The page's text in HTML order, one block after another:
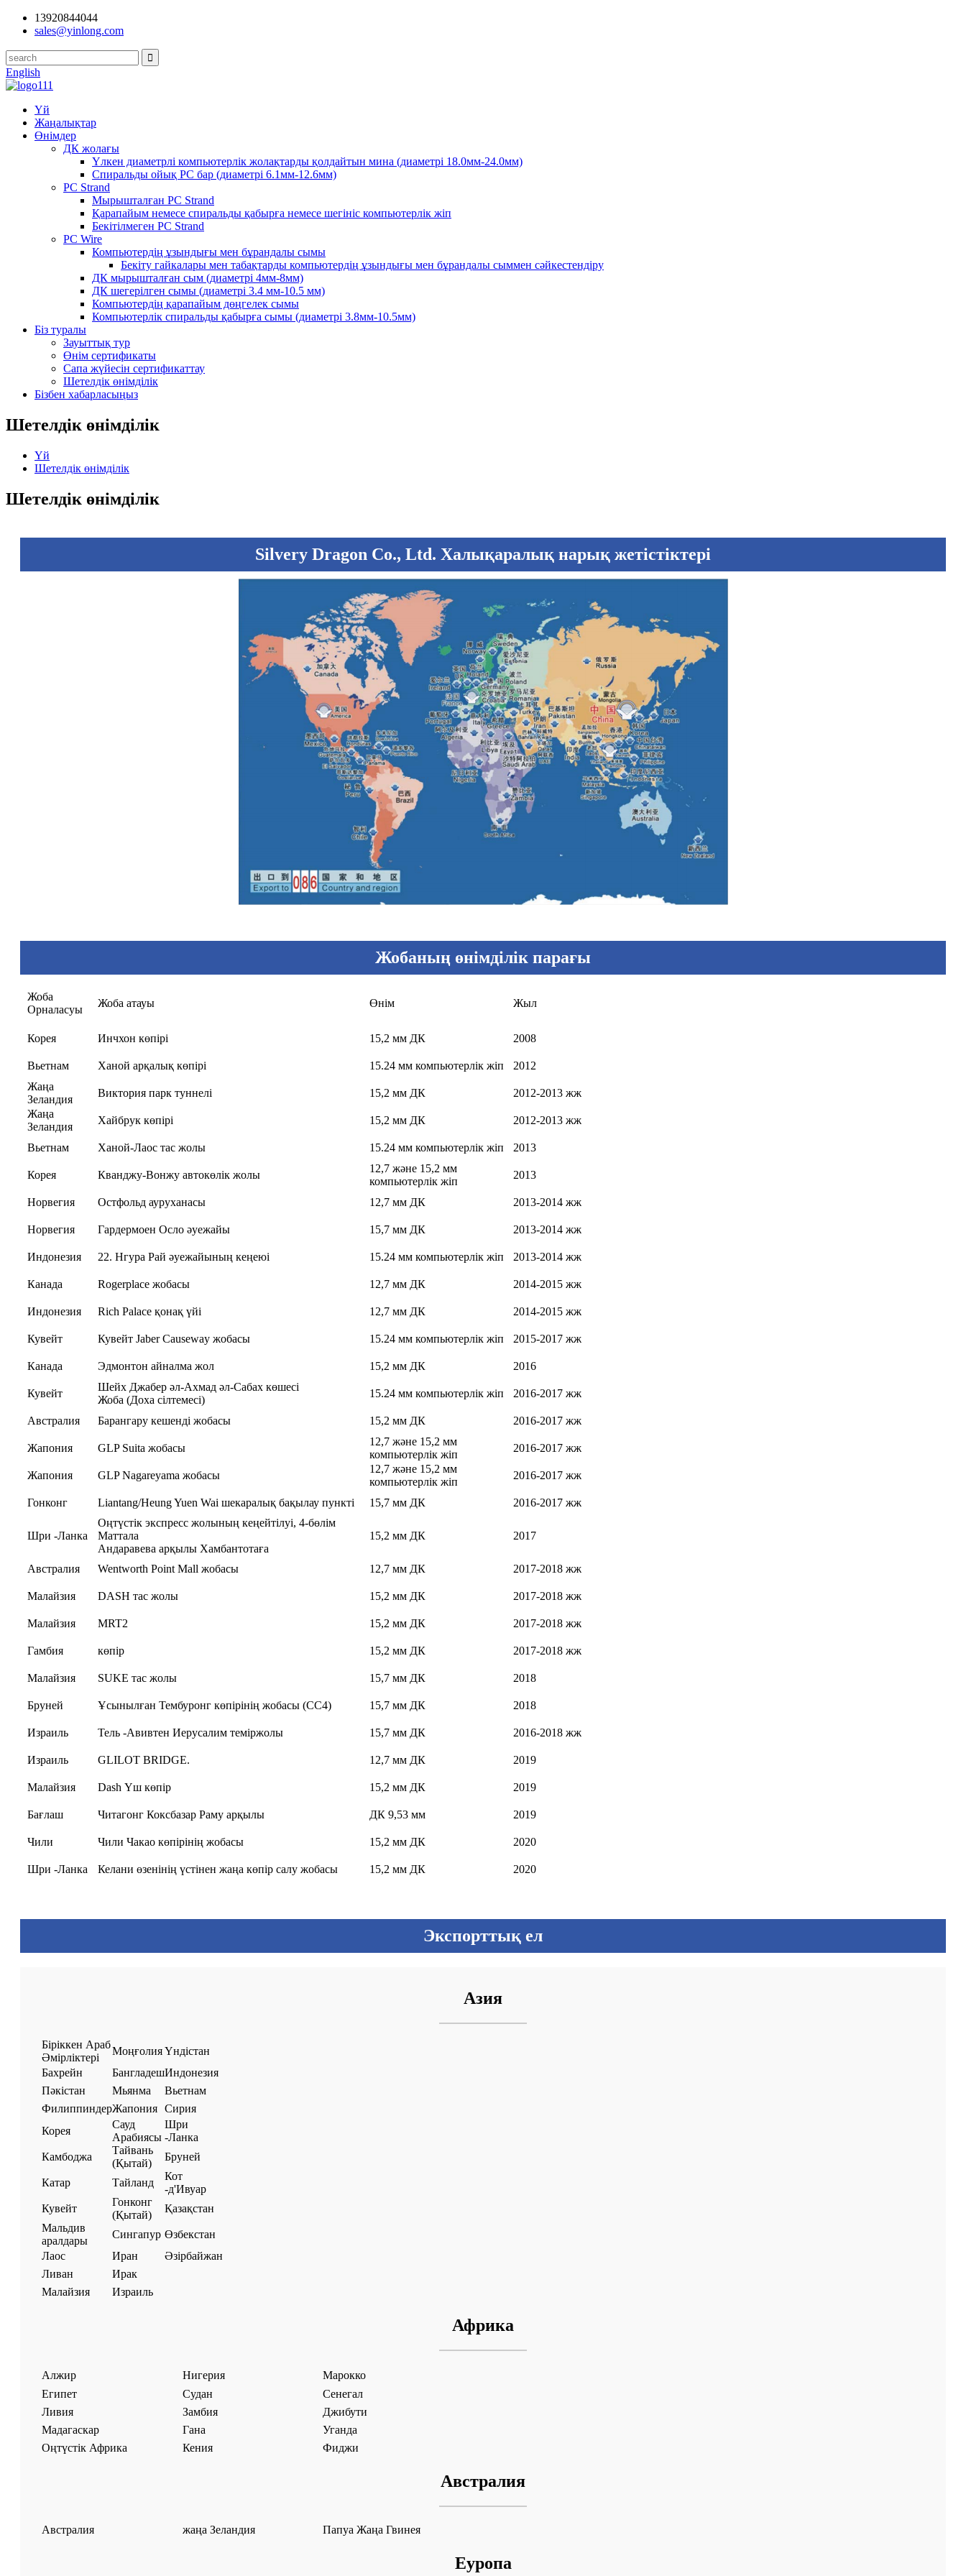
13920844044
sales@yinlong.com
English
Үй
Жаңалықтар
Өнімдер
ДК жолағы
Үлкен диаметрлі компьютерлік жолақтарды қолдайтын мина (диаметрі 18.0мм-24.0мм)
Спиральды ойық PC бар (диаметрі 6.1мм-12.6мм)
PC Strand
Мырышталған PC Strand
Қарапайым немесе спиральды қабырға немесе шегініс компьютерлік жіп
Бекітілмеген PC Strand
PC Wire
Компьютердің ұзындығы мен бұрандалы сымы
Бекіту гайкалары мен табақтарды компьютердің ұзындығы мен бұрандалы сыммен сәйкестендіру
ДК мырышталған сым (диаметрі 4мм-8мм)
ДК шегерілген сымы (диаметрі 3.4 мм-10.5 мм)
Компьютердің қарапайым дөңгелек сымы
Компьютерлік спиральды қабырға сымы (диаметрі 3.8мм-10.5мм)
Біз туралы
Зауыттық тур
Өнім сертификаты
Сапа жүйесін сертификаттау
Шетелдік өнімділік
Бізбен хабарласыңыз
Шетелдік өнімділік
Үй
Шетелдік өнімділік
Шетелдік өнімділік
Silvery Dragon Co., Ltd. Халықаралық нарық жетістіктері
Жобаның өнімділік парағы
Жоба
Орналасуы
Жоба атауы Өнім Жыл
Корея Инчхон көпірі 15,2 мм ДК 2008
Вьетнам Ханой арқалық көпірі 15.24 мм компьютерлік жіп
2012
Жаңа
Зеландия
Виктория парк туннелі 15,2 мм ДК
2012-2013 жж
Жаңа
Зеландия
Хайбрук көпірі 15,2 мм ДК 2012-2013 жж
Вьетнам Ханой-Лаос тас жолы 15.24 мм компьютерлік жіп 2013
Корея Кванджу-Вонжу автокөлік жолы
12,7 және 15,2 мм
компьютерлік жіп
2013
Норвегия Остфольд ауруханасы 12,7 мм ДК 2013-2014 жж
Норвегия Гардермоен Осло әуежайы 15,7 мм ДК 2013-2014 жж
Индонезия 22. Нгура Рай әуежайының кеңеюі 15.24 мм компьютерлік жіп 2013-2014 жж
Канада Rogerplace жобасы 12,7 мм ДК 2014-2015 жж
Индонезия Rich Palace қонақ үйі 12,7 мм ДК 2014-2015 жж
Кувейт Кувейт Jaber Causeway жобасы 15.24 мм компьютерлік жіп 2015-2017 жж
Канада Эдмонтон айналма жол 15,2 мм ДК 2016
Кувейт
Шейх Джабер әл-Ахмад әл-Сабах көшесі
Жоба (Доха сілтемесі)
15.24 мм компьютерлік жіп 2016-2017 жж
Австралия Барангару кешенді жобасы 15,2 мм ДК 2016-2017 жж
Жапония GLP Suita жобасы
12,7 және 15,2 мм
компьютерлік жіп
2016-2017 жж
Жапония GLP Nagareyama жобасы
12,7 және 15,2 мм
компьютерлік жіп
2016-2017 жж
Гонконг Liantang/Heung Yuen Wai шекаралық бақылау пункті 15,7 мм ДК 2016-2017 жж
Шри -Ланка
Оңтүстік экспресс жолының кеңейтілуі, 4-бөлім
Маттала
Андаравева арқылы Хамбантотаға
15,2 мм ДК 2017
Австралия Wentworth Point Mall жобасы 12,7 мм ДК 2017-2018 жж
Малайзия DASH тас жолы 15,2 мм ДК 2017-2018 жж
Малайзия MRT2 15,2 мм ДК 2017-2018 жж
Гамбия көпір 15,2 мм ДК 2017-2018 жж
Малайзия SUKE тас жолы 15,7 мм ДК 2018
Бруней Ұсынылған Тембуронг көпірінің жобасы (CC4) 15,7 мм ДК 2018
Израиль Тель -Авивтен Иерусалим теміржолы 15,7 мм ДК 2016-2018 жж
Израиль GLILOT BRIDGE. 12,7 мм ДК 2019
Малайзия Dash Үш көпір 15,2 мм ДК 2019
Бағлаш Читагонг Коксбазар Раму арқылы ДК 9,53 мм 2019
Чили Чили Чакао көпірінің жобасы 15,2 мм ДК 2020
Шри -Ланка Келани өзенінің үстінен жаңа көпір салу жобасы 15,2 мм ДК 2020
Экспорттық ел
Азия
Біріккен Араб
Әмірліктері
МоңғолияҮндістан
Бахрейн
БангладешИндонезия
Пәкістан
Мьянма
Вьетнам
ФилиппиндерЖапония Сирия
Корея
Сауд
Арабиясы
Шри
-Ланка
Камбоджа
Тайвань
(Қытай)
Бруней
Катар Тайланд
Кот
-д'Ивуар
Кувейт
Гонконг
(Қытай)
Қазақстан
Мальдив
аралдары
Сингапур Өзбекстан
Лаос
Иран
Әзірбайжан
Ливан
Ирак
Малайзия
Израиль
Африка
Алжир Нигерия
Марокко
Египет
Судан
Сенегал
Ливия
Замбия
Джибути
Мадагаскар
Гана
Уганда
Оңтүстік Африка
Кения Фиджи
Австралия
Австралия жаңа Зеландия Папуа Жаңа Гвинея
Еуропа